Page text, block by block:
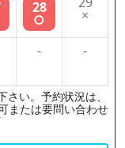
28
○ ×
- -
さい。予約状況は、
または要問い合わせ